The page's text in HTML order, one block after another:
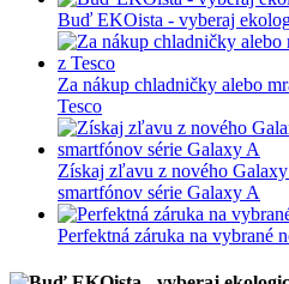
Buď EKOista - vyberaj
Za nákup chladničky alebo
Tesco
Získaj zľavu z nového
smartfónov série Galaxy A
Perfektná záruka na vybrané